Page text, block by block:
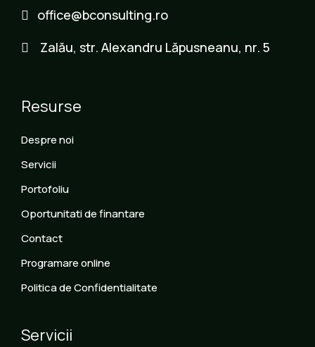
office@bconsulting.ro
Zalău, str. Alexandru Lăpusneanu, nr. 5
Resurse
Despre noi
Servicii
Portofoliu
Oportunitati de finantare
Contact
Programare online
Politica de Confidentialitate
Servicii